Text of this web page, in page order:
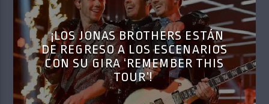
¡LOS JONAS BROTHERS ESTÁN
DE REGRESO A LOS ESCENARIOS
CON SU GIRA ‘REMEMBER THIS
TOUR’!